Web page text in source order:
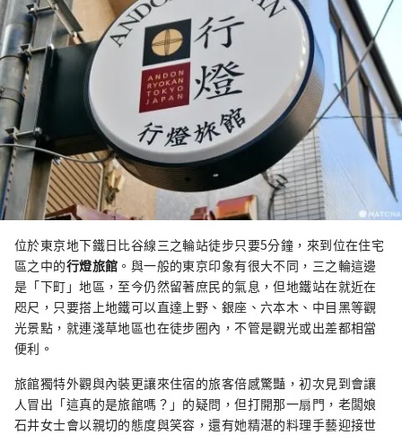
位於東京地下鐵日比谷線三之輪站徒步只要5分鐘，來到位在住宅
區之中的行燈旅館 。與一般的東京印象有很大不同，三之輪這邊
是「下町」地區，至今仍然留著庶民的氣息，但地鐵站在就近在
咫尺，只要搭上地鐵可以直達上野、銀座、六本木、中目黑等觀
光景點，就連淺草地區也在徒步圈內，不管是觀光或出差都相當
便利。
旅館獨特外觀與內裝更讓來住宿的旅客倍感驚豔，初次見到會讓
人冒出「這真的是旅館嗎？」的疑問，但打開那一扇門，老闆娘
石井女士會以親切的態度與笑容，還有她精湛的料理手藝迎接世